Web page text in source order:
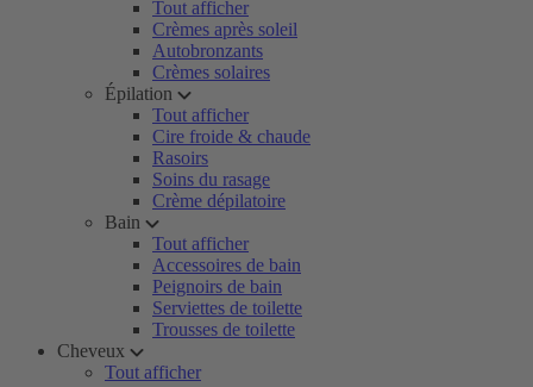
Tout afficher
Crèmes après soleil
Autobronzants
Crèmes solaires
Épilation
Tout afficher
Cire froide & chaude
Rasoirs
Soins du rasage
Crème dépilatoire
Bain
Tout afficher
Accessoires de bain
Peignoirs de bain
Serviettes de toilette
Trousses de toilette
Cheveux
Tout afficher